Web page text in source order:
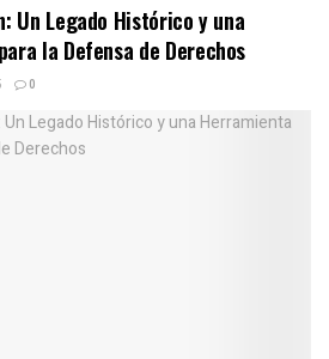
Un Legado Histórico y una
la Defensa de Derechos
0